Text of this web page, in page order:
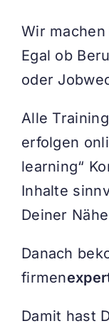
Wir
Egal ob
oder
Alle
erfolgen
learning“
Inhalte
Deiner
Danach
firmen
Damit hast